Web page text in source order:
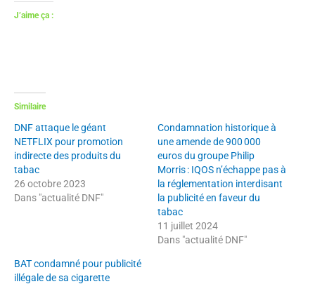
J’aime ça :
Similaire
DNF attaque le géant
NETFLIX pour promotion
indirecte des produits du
tabac
26 octobre 2023
Dans "actualité DNF"
Condamnation historique à
une amende de 900 000
euros du groupe Philip
Morris : IQOS n’échappe pas à
la réglementation interdisant
la publicité en faveur du
tabac
11 juillet 2024
Dans "actualité DNF"
BAT condamné pour publicité
illégale de sa cigarette